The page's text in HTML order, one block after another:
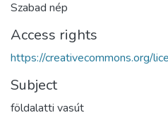
Szabad nép
Access rights
https://creativecommons.org/
Subject
földalatti vasút